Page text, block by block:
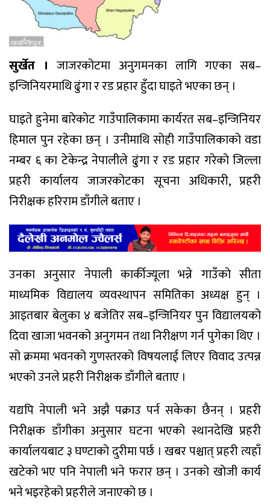
सुर्खेत । जाजरकोटमा अनुगमनका लागि गएका सब–
इन्जिनियरमाथि ढुंगा र रड प्रहार हुँदा घाइते भएका छन् ।
घाइते हुनेमा बारेकोट गाउँपालिकामा कार्यरत सब–इन्जिनियर
हिमाल पुन रहेका छन् । उनीमाथि सोही गाउँपालिकाको वडा
नम्बर ६ का टेकेन्द्र नेपालीले ढुंगा र रड प्रहार गरेको जिल्ला
प्रहरी कार्यालय जाजरकोटका सूचना अधिकारी, प्रहरी
निरीक्षक हरिराम डाँगीले बताए ।
उनका अनुसार नेपाली कार्कीज्यूला भन्ने गाउँको सीता
माध्यमिक विद्यालय व्यवस्थापन समितिका अध्यक्ष हुन् ।
आइतबार बेलुका ४ बजेतिर सब–इन्जिनियर पुन विद्यालयको
दिवा खाजा भवनको अनुगमन तथा निरीक्षण गर्न पुगेका थिए ।
सो क्रममा भवनको गुणस्तरको विषयलाई लिएर विवाद उत्पन्न
भएको उनले प्रहरी निरीक्षक डाँगीले बताए ।
यद्यपि नेपाली भने अझै पक्राउ पर्न सकेका छैनन् । प्रहरी
निरीक्षक डाँगीका अनुसार घटना भएको स्थानदेखि प्रहरी
कार्यालयबाट ३ घण्टाको दुरीमा पर्छ । खबर पश्चात् प्रहरी त्यहाँ
खटेको भए पनि नेपाली भने फरार छन् । उनको खोजी कार्य
भने भइरहेको प्रहरीले जनाएको छ ।